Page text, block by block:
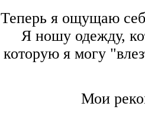
Теперь я ощущаю
Я ношу одежду,
которую я могу
Мои